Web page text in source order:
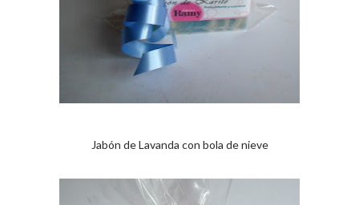
Jabón de Lavanda con bola de nieve